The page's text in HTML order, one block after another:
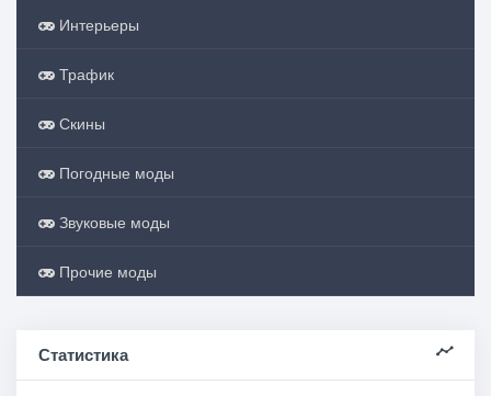
Интерьеры
Трафик
Скины
Погодные моды
Звуковые моды
Прочие моды
Статистика